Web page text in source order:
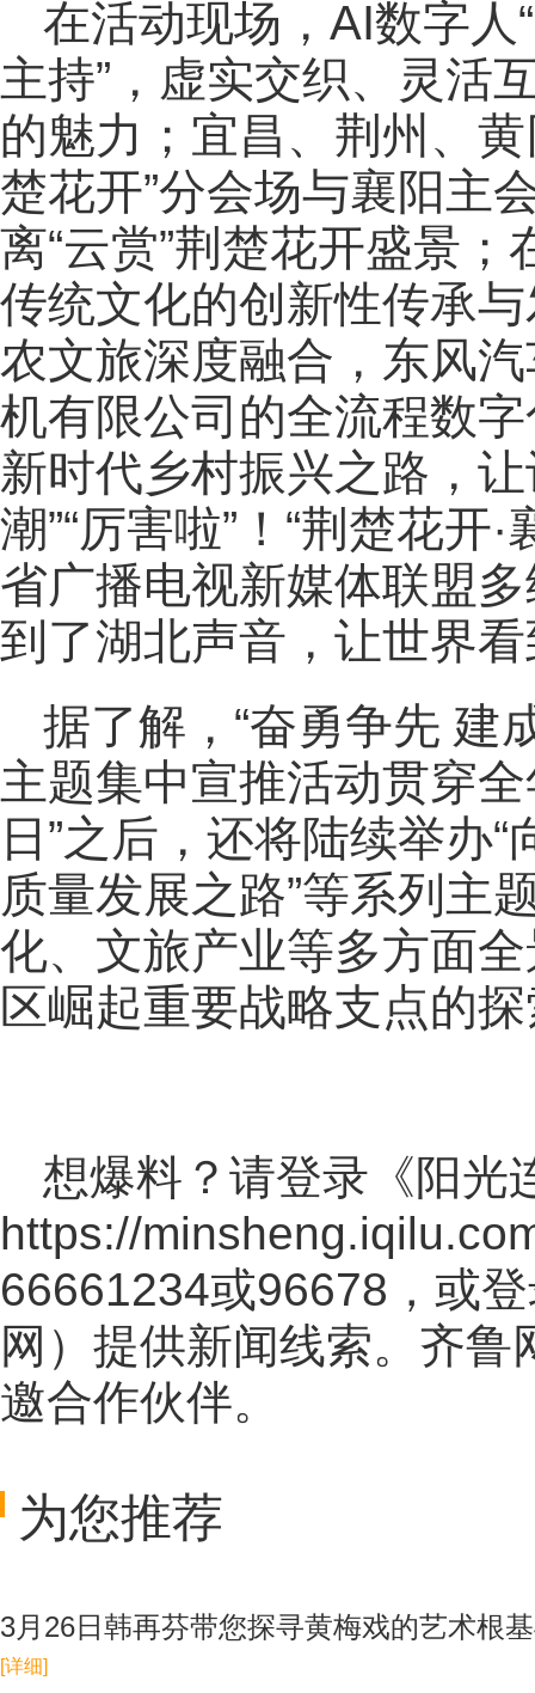
在活动现场，AI数字人
主持”，虚实交织、灵活
的魅力；宜昌、荆州、
楚花开”分会场与襄阳主
离“云赏”荆楚花开盛景；
传统文化的创新性传承
农文旅深度融合，东风
机有限公司的全流程数
新时代乡村振兴之路，让
潮”“厉害啦”！“荆楚花开
省广播电视新媒体联盟
到了湖北声音，让世界
据了解，“奋勇争先 建
主题集中宣推活动贯穿
日”之后，还将陆续举办“
质量发展之路”等系列主
化、文旅产业等多方面
区崛起重要战略支点的
想爆料？请登录《阳光
https://
66661234或96678，或
网 ）提供新闻线索。齐鲁
邀合作伙伴。
为您推荐
3月26日韩再芬带您探寻黄梅戏的艺术
[详细]